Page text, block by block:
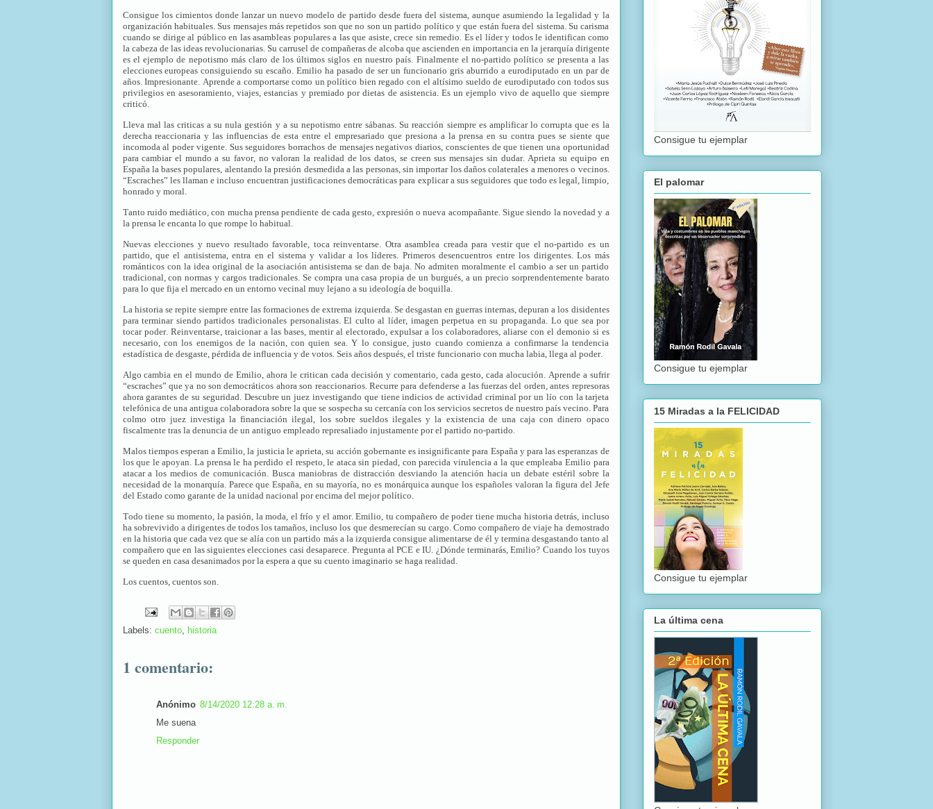
Consigue los cimientos donde lanzar un nuevo modelo de partido desde fuera del sistema, aunque asumiendo la legalidad y la
organización habituales. Sus mensajes más repetidos son que no son un partido político y que están fuera del sistema. Su carisma
cuando se dirige al público en las asambleas populares a las que asiste, crece sin remedio. Es el líder y todos le identifican como
la cabeza de las ideas revolucionarias. Su carrusel de compañeras de alcoba que ascienden en importancia en la jerarquía dirigente
es el ejemplo de nepotismo más claro de los últimos siglos en nuestro país. Finalmente el no-partido político se presenta a las
elecciones europeas consiguiendo su escaño. Emilio ha pasado de ser un funcionario gris aburrido a eurodiputado en un par de
años. Impresionante. Aprende a comportarse como un político bien regado con el altísimo sueldo de eurodiputado con todos sus
privilegios en asesoramiento, viajes, estancias y premiado por dietas de asistencia. Es un ejemplo vivo de aquello que siempre
criticó.
Lleva mal las criticas a su nula gestión y a su nepotismo entre sábanas. Su reacción siempre es amplificar lo corrupta que es la
derecha reaccionaria y las influencias de esta entre el empresariado que presiona a la prensa en su contra pues se siente que
incomoda al poder vigente. Sus seguidores borrachos de mensajes negativos diarios, conscientes de que tienen una oportunidad
para cambiar el mundo a su favor, no valoran la realidad de los datos, se creen sus mensajes sin dudar. Aprieta su equipo en
España la bases populares, alentando la presión desmedida a las personas, sin importar los daños colaterales a menores o vecinos.
“Escraches” les llaman e incluso encuentran justificaciones democráticas para explicar a sus seguidores que todo es legal, limpio,
honrado y moral.
Tanto ruido mediático, con mucha prensa pendiente de cada gesto, expresión o nueva acompañante. Sigue siendo la novedad y a
la prensa le encanta lo que rompe lo habitual.
Nuevas elecciones y nuevo resultado favorable, toca reinventarse. Otra asamblea creada para vestir que el no-partido es un
partido, que el antisistema, entra en el sistema y validar a los líderes. Primeros desencuentros entre los dirigentes. Los más
románticos con la idea original de la asociación antisistema se dan de baja. No admiten moralmente el cambio a ser un partido
tradicional, con normas y cargos tradicionales. Se compra una casa propia de un burgués, a un precio sorprendentemente barato
para lo que fija el mercado en un entorno vecinal muy lejano a su ideología de boquilla.
La historia se repite siempre entre las formaciones de extrema izquierda. Se desgastan en guerras internas, depuran a los disidentes
para terminar siendo partidos tradicionales personalistas. El culto al líder, imagen perpetua en su propaganda. Lo que sea por
tocar poder. Reinventarse, traicionar a las bases, mentir al electorado, expulsar a los colaboradores, aliarse con el demonio si es
necesario, con los enemigos de la nación, con quien sea. Y lo consigue, justo cuando comienza a confirmarse la tendencia
estadística de desgaste, pérdida de influencia y de votos. Seis años después, el triste funcionario con mucha labia, llega al poder.
Algo cambia en el mundo de Emilio, ahora le critican cada decisión y comentario, cada gesto, cada alocución. Aprende a sufrir
“escraches” que ya no son democráticos ahora son reaccionarios. Recurre para defenderse a las fuerzas del orden, antes represoras
ahora garantes de su seguridad. Descubre un juez investigando que tiene indicios de actividad criminal por un lío con la tarjeta
telefónica de una antigua colaboradora sobre la que se sospecha su cercanía con los servicios secretos de nuestro país vecino. Para
colmo otro juez investiga la financiación ilegal, los sobre sueldos ilegales y la existencia de una caja con dinero opaco
fiscalmente tras la denuncia de un antiguo empleado represaliado injustamente por el partido no-partido.
Malos tiempos esperan a Emilio, la justicia le aprieta, su acción gobernante es insignificante para España y para las esperanzas de
los que le apoyan. La prensa le ha perdido el respeto, le ataca sin piedad, con parecida virulencia a la que empleaba Emilio para
atacar a los medios de comunicación. Busca maniobras de distracción desviando la atención hacia un debate estéril sobre la
necesidad de la monarquía. Parece que España, en su mayoría, no es monárquica aunque los españoles valoran la figura del Jefe
del Estado como garante de la unidad nacional por encima del mejor político.
Todo tiene su momento, la pasión, la moda, el frío y el amor. Emilio, tu compañero de poder tiene mucha historia detrás, incluso
ha sobrevivido a dirigentes de todos los tamaños, incluso los que desmerecían su cargo. Como compañero de viaje ha demostrado
en la historia que cada vez que se alía con un partido más a la izquierda consigue alimentarse de él y termina desgastando tanto al
compañero que en las siguientes elecciones casi desaparece. Pregunta al PCE e IU. ¿Dónde terminarás, Emilio? Cuando los tuyos
se queden en casa desanimados por la espera a que su cuento imaginario se haga realidad.
Los cuentos, cuentos son.
Labels: cuento, historia
1 comentario:
Anónimo 8/14/2020 12:28 a. m.
Me suena
Responder
Consigue tu ejemplar
El palomar
Consigue tu ejemplar
15 Miradas a la FELICIDAD
Consigue tu ejemplar
La última cena